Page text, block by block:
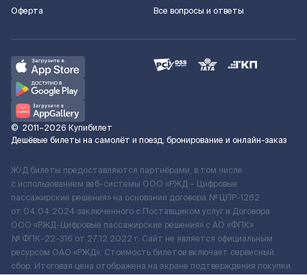
Оферта
Все вопросы и ответы
© 2011–2026 Купибилет
Дешёвые билеты на самолёт и поезд, бронирование и онлайн-заказ
Ж/Д билеты предоставляются партнёрами, в том числе
с использованием веб-системы ООО «РЖД – Цифровые
пассажирские решения» на основании договора № ЦПР-1282
от 04.04.2024 заключенного с Поставщиком услуг и Договора
ООО «РЖД-Цифровые пассажирские решения» c АО «ФПК»
№ ФПК-22-316 от 27.12.2022 г. Сайт не является официальным
ресурсом ОАО «РЖД». Стоимость билетов включает сервисный
сбор. Итоговая цена отображена на экране подтверждения покупки.